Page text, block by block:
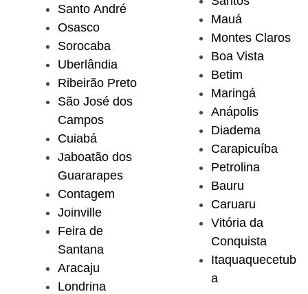
Santo André
Osasco
Sorocaba
Uberlândia
Ribeirão Preto
São José dos
Campos
Cuiabá
Jaboatão dos
Guararapes
Contagem
Joinville
Feira de
Santana
Aracaju
Londrina
Mauá
Montes Claros
Boa Vista
Betim
Maringá
Anápolis
Diadema
Carapicuíba
Petrolina
Bauru
Caruaru
Vitória da
Conquista
Itaquaquecetub
a